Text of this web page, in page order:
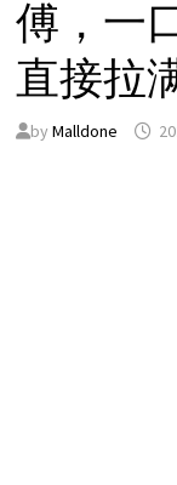
傅，一
直接拉
by Malldone